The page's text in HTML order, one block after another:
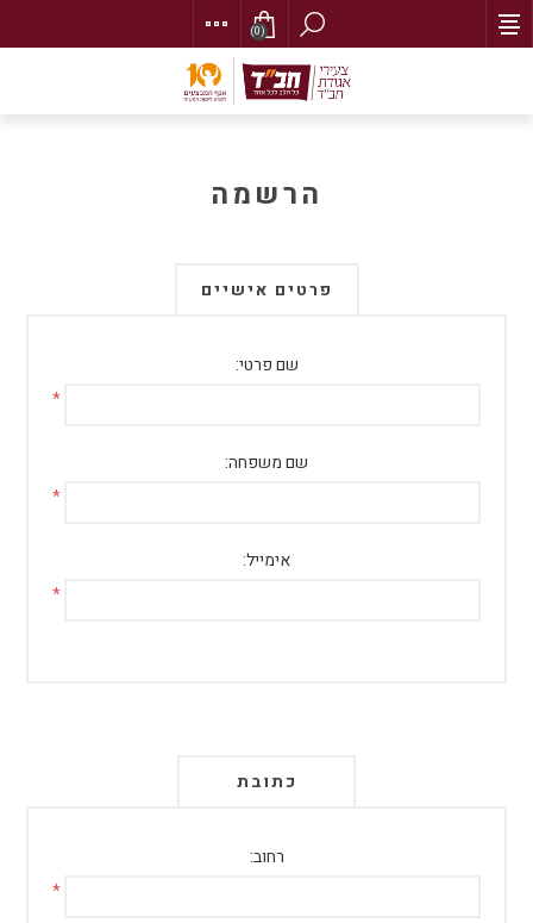
(0)
הרשמה
פרטים אישיים
שם פרטי:
*
שם משפחה:
*
אימייל:
*
כתובת
רחוב:
*